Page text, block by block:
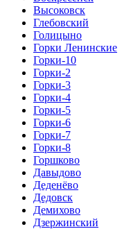
Высоковск
Глебовский
Голицыно
Горки Ленинские
Горки-10
Горки-2
Горки-3
Горки-4
Горки-5
Горки-6
Горки-7
Горки-8
Горшково
Давыдово
Деденёво
Дедовск
Демихово
Дзержинский